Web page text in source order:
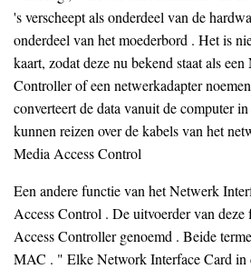
's verscheept als onderdeel van de
onderdeel van het moederbord . Het is
kaart, zodat deze nu bekend staat als
Controller of een netwerkadapter
converteert de data vanuit de computer
kunnen reizen over de kabels van het
Media Access Control
Een andere functie van het Netwerk
Access Control . De uitvoerder van
Access Controller genoemd . Beide
MAC . " Elke Network Interface Card in